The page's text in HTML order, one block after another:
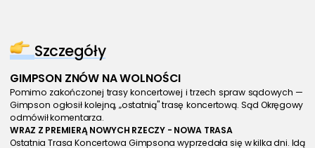
Szczegóły
GIMPSON ZNÓW NA WOLNOŚCI
Pomimo zakończonej trasy koncertowej i trzech spraw sądowych —
Gimpson ogłosił kolejną, „ostatnią" trasę koncertową. Sąd Okręgowy
odmówił komentarza.
WRAZ Z PREMIERĄ NOWYCH RZECZY - NOWA TRASA
Ostatnia Trasa Koncertowa Gimpsona wyprzedała się w kilka dni. Idą